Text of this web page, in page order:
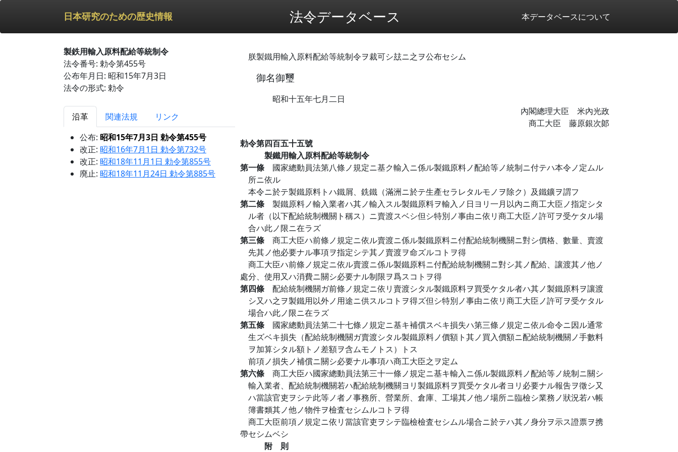
日本研究のための歴史情報 法令データベース 本データベースについて
製鉄用輸入原料配給等統制令
法令番号: 勅令第455号
公布年月日: 昭和15年7月3日
法令の形式: 勅令
沿革 関連法規
リンク
公布: 昭和15年7月3日 勅令第455号
改正: 昭和16年7月1日 勅令第732号
改正: 昭和18年11月1日 勅令第855号
廃止: 昭和18年11月24日 勅令第885号
朕製鐵用輸入原料配給等統制令ヲ裁可シ玆ニ之ヲ公布セシム
御名御璽
昭和十五年七月二日
內閣總理大臣 米內光政
商工大臣 藤原銀次郞
勅令第四百五十五號
製鐵用輸入原料配給等統制令
第一條 國家總動員法第八條ノ規定ニ基ク輸入ニ係ル製鐵原料ノ配給等ノ統制ニ付テハ本令ノ定ムル
所ニ依ル
本令ニ於テ製鐵原料トハ鐵屑、銑鐵（滿洲ニ於テ生產セラレタルモノヲ除ク）及鐵鑛ヲ謂フ
第二條 製鐵原料ノ輸入業者ハ其ノ輸入スル製鐵原料ヲ輸入ノ日ヨリ一月以內ニ商工大臣ノ指定シタ
ル者（以下配給統制機關ト稱ス）ニ賣渡スベシ但シ特別ノ事由ニ依リ商工大臣ノ許可ヲ受ケタル場
合ハ此ノ限ニ在ラズ
第三條 商工大臣ハ前條ノ規定ニ依ル賣渡ニ係ル製鐵原料ニ付配給統制機關ニ對シ價格、數量、賣渡
先其ノ他必要ナル事項ヲ指定シテ其ノ賣渡ヲ命ズルコトヲ得
商工大臣ハ前條ノ規定ニ依ル賣渡ニ係ル製鐵原料ニ付配給統制機關ニ對シ其ノ配給、讓渡其ノ他ノ
處分、使用又ハ消費ニ關シ必要ナル制限ヲ爲スコトヲ得
第四條 配給統制機關ガ前條ノ規定ニ依リ賣渡シタル製鐵原料ヲ買受ケタル者ハ其ノ製鐵原料ヲ讓渡
シ又ハ之ヲ製鐵用以外ノ用途ニ供スルコトヲ得ズ但シ特別ノ事由ニ依リ商工大臣ノ許可ヲ受ケタル
場合ハ此ノ限ニ在ラズ
第五條 國家總動員法第二十七條ノ規定ニ基キ補償スベキ損失ハ第三條ノ規定ニ依ル命令ニ因ル通常
生ズベキ損失（配給統制機關ガ賣渡シタル製鐵原料ノ價額ト其ノ買入價額ニ配給統制機關ノ手數料
ヲ加算シタル額トノ差額ヲ含ムモノトス）トス
前項ノ損失ノ補償ニ關シ必要ナル事項ハ商工大臣之ヲ定ム
第六條 商工大臣ハ國家總動員法第三十一條ノ規定ニ基キ輸入ニ係ル製鐵原料ノ配給等ノ統制ニ關シ
輸入業者、配給統制機關若ハ配給統制機關ヨリ製鐵原料ヲ買受ケタル者ヨリ必要ナル報吿ヲ徵シ又
ハ當該官吏ヲシテ此等ノ者ノ事務所、營業所、倉庫、工場其ノ他ノ場所ニ臨檢シ業務ノ狀況若ハ帳
簿書類其ノ他ノ物件ヲ檢査セシムルコトヲ得
商工大臣前項ノ規定ニ依リ當該官吏ヲシテ臨檢檢査セシムル場合ニ於テハ其ノ身分ヲ示ス證票ヲ携
帶セシムベシ
附 則